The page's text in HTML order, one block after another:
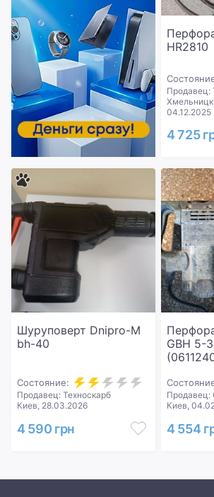
HR2810
Продавец:
04.12.2025
4 725
Шуруповерт Dnipro-M
bh-40
Состояние:
Продавец: Техноскарб
Киев, 28.03.2026
4 590 грн
GBH 5-
Продавец:
Киев,
4 554